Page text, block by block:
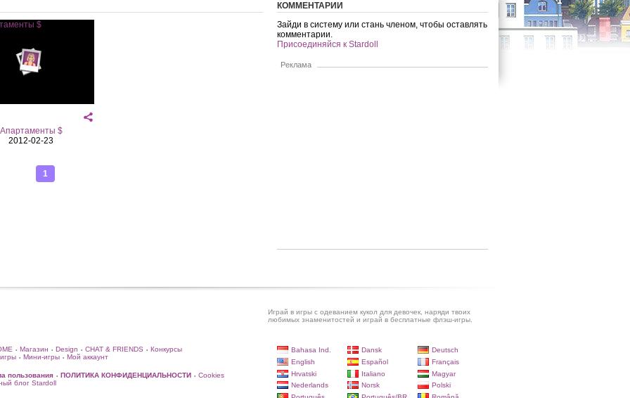
Апартаменты $
2012-02-23
1
КОММЕНТАРИИ
Зайди в систему или стань членом, чтобы оставлять
комментарии.
Присоединяйся к Stardoll
Реклама
Играй в игры с одеванием кукол для девочек, наряди твоих
любимых знаменитостей и играй в бесплатные флэш-игры.
• Магазин • Design • CHAT & FRIENDS • Конкурсы
• Мини-игры • Мой аккаунт
пользования • ПОЛИТИКА КОНФИДЕНЦИАЛЬНОСТИ • Cookies
блог Stardoll
Bahasa Ind. Dansk
Deutsch
English
Español
Français
Hrvatski
Italiano
Magyar
Nederlands
Norsk
Polski